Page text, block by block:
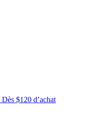
Dès $120 d’achat